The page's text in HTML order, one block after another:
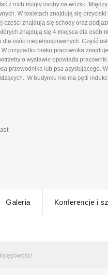
z nich mogły osoby na wózku.
W toaletach znajdują się
znajdują się schody oraz
znajdują się 4 miejsca dla osób
osób niepełnosprawnych. Część
przypadku braku pracownika
o wystawie opowiada
przewodnika lub psa asystującego.
W budynku nie ma pętli
Galeria Konferencje i